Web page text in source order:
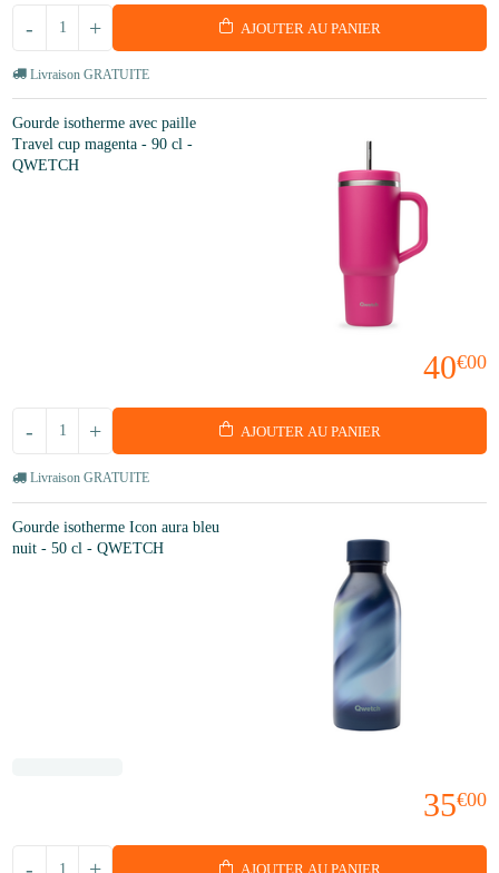
+
- AJOUTER AU PANIER
Livraison GRATUITE
Gourde isotherme avec paille
Travel cup magenta - 90 cl -
QWETCH
40€00
+
- AJOUTER AU PANIER
Livraison GRATUITE
Gourde isotherme Icon aura bleu
nuit - 50 cl - QWETCH
35€00
AJOUTER AU PANIER